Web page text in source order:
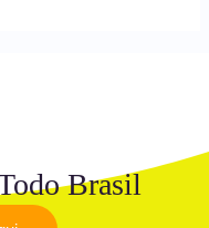
Brasil